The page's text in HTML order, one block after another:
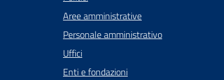
Aree amministrative
Personale amministrativo
Uffici
Enti e fondazioni